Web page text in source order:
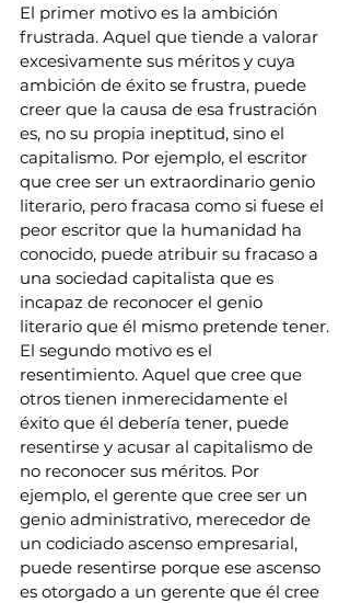
El primer motivo es la ambición
frustrada. Aquel que tiende a valorar
excesivamente sus méritos y cuya
ambición de éxito se frustra, puede
creer que la causa de esa frustración
es, no su propia ineptitud, sino el
capitalismo. Por ejemplo, el escritor
que cree ser un extraordinario genio
literario, pero fracasa como si fuese el
peor escritor que la humanidad ha
conocido, puede atribuir su fracaso a
una sociedad capitalista que es
incapaz de reconocer el genio
literario que él mismo pretende tener.
El segundo motivo es el
resentimiento. Aquel que cree que
otros tienen inmerecidamente el
éxito que él debería tener, puede
resentirse y acusar al capitalismo de
no reconocer sus méritos. Por
ejemplo, el gerente que cree ser un
genio administrativo, merecedor de
un codiciado ascenso empresarial,
puede resentirse porque ese ascenso
es otorgado a un gerente que él cree